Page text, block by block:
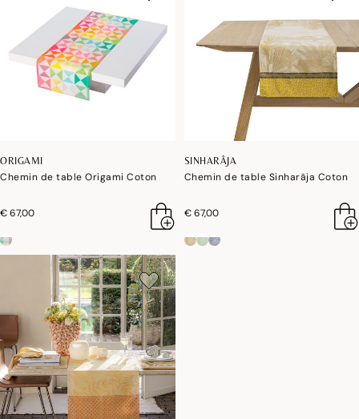
ORIGAMI
Chemin de table Origami Coton
€ 67,00
SINHARÂJA
Chemin de table Sinharâja Coton
€ 67,00